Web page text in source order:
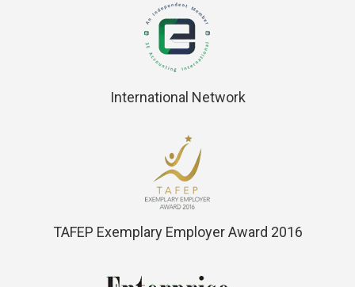
International Network
TAFEP Exemplary Employer Award 2016